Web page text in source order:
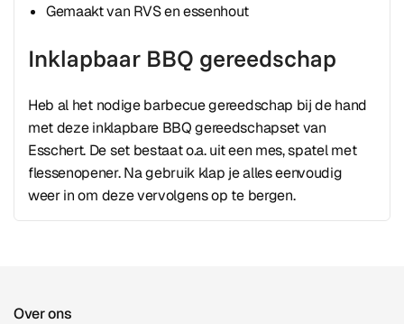
Gemaakt van RVS en essenhout
Inklapbaar BBQ gereedschap
Heb al het nodige barbecue gereedschap bij de hand
met deze inklapbare BBQ gereedschapset van
Esschert. De set bestaat o.a. uit een mes, spatel met
flessenopener. Na gebruik klap je alles eenvoudig
weer in om deze vervolgens op te bergen.
Over ons